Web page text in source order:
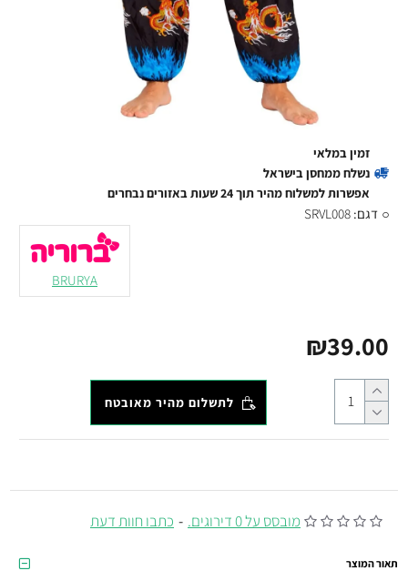
מובסס על 0 דירוגים. - כתבו חוות דעת
₪39.00
זמין במלאי
נשלח ממחסן בישראל
אפשרות למשלוח מהיר תוך 24 שעות באזורים נבחרים
דגם: SRVL008
BRURYA
לתשלום מהיר מאובטח
תאור המוצר